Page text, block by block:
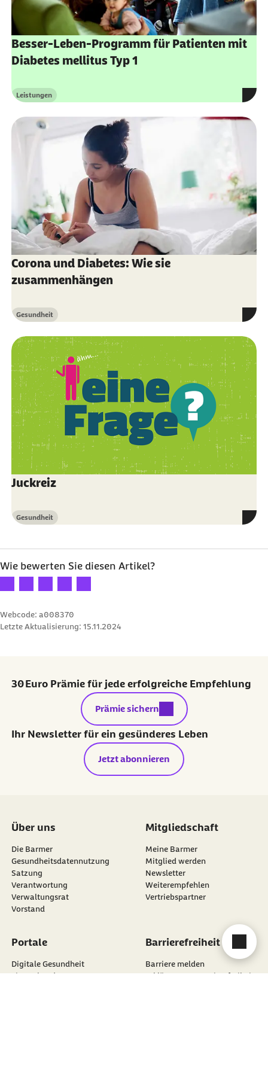
Thomas Haak und Klaus-Dieter Palitzsch:
Diabetologie in der Praxis (2012)
Besser-Leben-Programm für Patienten mit
Diabetes mellitus Typ 1
Kategorie
Leistungen
Corona und Diabetes: Wie sie
zusammenhängen
Kategorie
Gesundheit
Juckreiz
Kategorie
Gesundheit
Wie bewerten Sie diesen Artikel?
Ihre Bewertung: 1 Stern
Ihre Bewertung: 2 Sterne
Ihre Bewertung: 3 Sterne
Ihre Bewertung: 4 Sterne
Ihre Bewertung: 5 Sterne
Webcode: a008370
Letzte Aktualisierung: 15.11.2024
30 Euro Prämie für jede erfolgreiche Empfehlung
externer Link:
Prämie sichern
Ihr Newsletter für ein gesünderes Leben
Jetzt abonnieren
Über uns
Die Barmer
Gesundheitsdatennutzung
Satzung
Verantwortung
Verwaltungsrat
Vorstand
Mitgliedschaft
Meine Barmer
Mitglied werden
Newsletter
externer Link:
Weiterempfehlen
Vertriebspartner
Portale
Digitale Gesundheit
Firmenkunden
Barrierefreiheit
Barriere melden
Erklärung zur Barrierefreiheit